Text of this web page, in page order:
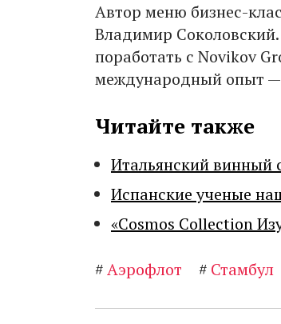
Автор меню бизнес-
Владимир
поработать с Novikov
международный опыт —
Читайте также
Итальянский винный
Испанские ученые
«Cosmos Collection
#Аэрофлот # Стамбул